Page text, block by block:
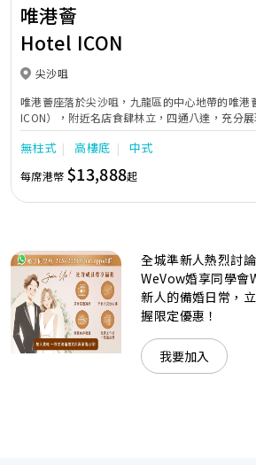
唯港薈
Hotel ICON
尖沙咀
唯港薈座落於尖沙咀，九龍區的中心地帶的唯港
ICON），附近名店食肆林立，四通八達，充分
中的活力個性，成為一眾準新人舉辦婚宴的熱門
隊由策劃統籌至所有婚宴每個細節，唯港薈都力
讓您留下獨特的醉人回憶。 擁有時尚高樓頂的
廳，配置了全套先進的視聽影音及燈光設備配套
現代時尚感的水晶玻璃燈，演繹出與別不同的經
準新人的個性及預算﹔保證為您打造夢寐以求的
賓客永誌難忘！
無柱式 高樓底 中式
每席港幣 $13,888起
全城準新人熱烈討論
WeVow婚享同學會
新人的備婚日常，
握限定優惠！
我要加入